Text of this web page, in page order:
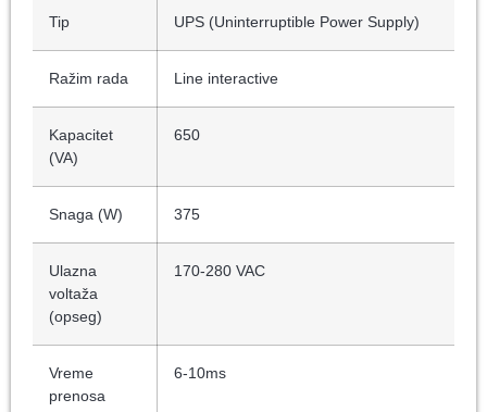
Tip UPS (Uninterruptible Power Supply)
Ražim rada Line interactive
Kapacitet
(VA)
650
Snaga (W) 375
Ulazna
voltaža
(opseg)
170-280 VAC
Vreme
prenosa
6-10ms